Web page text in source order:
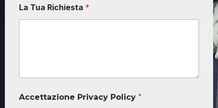
La Tua Richiesta *
Accettazione Privacy Policy *